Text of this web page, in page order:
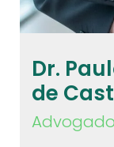
Dr.
de
Advogado